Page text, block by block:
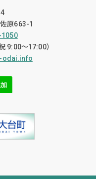
原663-1
9:00〜17:00）
odai.info